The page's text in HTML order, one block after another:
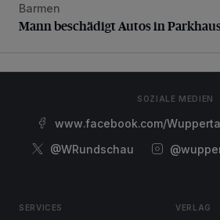
Mann beschädigt Autos in Parkhaus
Barmen
Mann beschädigt Autos in
SOZIALE MEDIEN
www.facebook.com/
@WRundschau
SERVICES VERLAG